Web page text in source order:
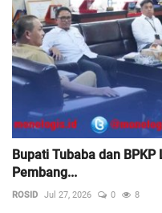
Bupati Tubaba dan
Pembang...
ROSID Jul 27, 2026 0 8